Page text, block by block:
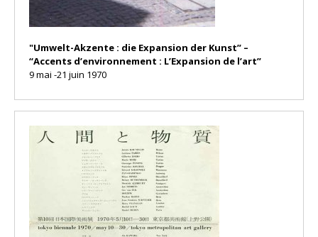
"Umwelt-Akzente : die Expansion der Kunst” –
“Accents d’environnement : L’Expansion de l’art”
9 mai -21 juin 1970